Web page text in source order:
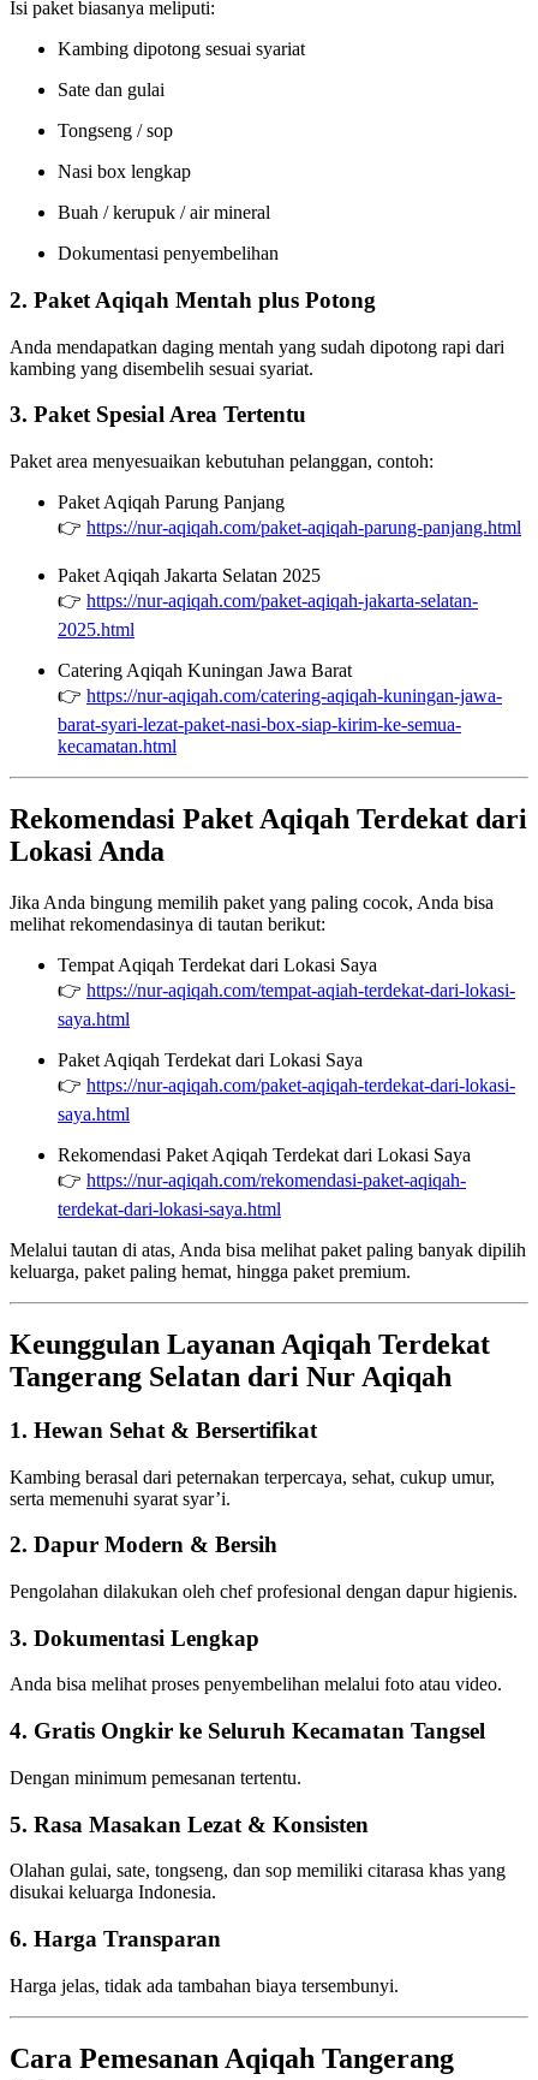
Isi paket biasanya meliputi:
Kambing dipotong sesuai syariat
Sate dan gulai
Tongseng / sop
Nasi box lengkap
Buah / kerupuk / air mineral
Dokumentasi penyembelihan
2. Paket Aqiqah Mentah plus Potong
Anda mendapatkan daging mentah yang sudah dipotong rapi dari
kambing yang disembelih sesuai syariat.
3. Paket Spesial Area Tertentu
Paket area menyesuaikan kebutuhan pelanggan, contoh:
Paket Aqiqah Parung Panjang
👉 https://nur-aqiqah.com/paket-aqiqah-parung-panjang.html
Paket Aqiqah Jakarta Selatan 2025
👉 https://nur-aqiqah.com/paket-aqiqah-jakarta-selatan-
2025.html
Catering Aqiqah Kuningan Jawa Barat
👉 https://nur-aqiqah.com/catering-aqiqah-kuningan-jawa-
barat-syari-lezat-paket-nasi-box-siap-kirim-ke-semua-
kecamatan.html
Rekomendasi Paket Aqiqah Terdekat dari
Lokasi Anda
Jika Anda bingung memilih paket yang paling cocok, Anda bisa
melihat rekomendasinya di tautan berikut:
Tempat Aqiqah Terdekat dari Lokasi Saya
👉 https://nur-aqiqah.com/tempat-aqiah-terdekat-dari-lokasi-
saya.html
Paket Aqiqah Terdekat dari Lokasi Saya
👉 https://nur-aqiqah.com/paket-aqiqah-terdekat-dari-lokasi-
saya.html
Rekomendasi Paket Aqiqah Terdekat dari Lokasi Saya
👉 https://nur-aqiqah.com/rekomendasi-paket-aqiqah-
terdekat-dari-lokasi-saya.html
Melalui tautan di atas, Anda bisa melihat paket paling banyak dipilih
keluarga, paket paling hemat, hingga paket premium.
Keunggulan Layanan Aqiqah Terdekat
Tangerang Selatan dari Nur Aqiqah
1. Hewan Sehat & Bersertifikat
Kambing berasal dari peternakan terpercaya, sehat, cukup umur,
serta memenuhi syarat syar’i.
2. Dapur Modern & Bersih
Pengolahan dilakukan oleh chef profesional dengan dapur higienis.
3. Dokumentasi Lengkap
Anda bisa melihat proses penyembelihan melalui foto atau video.
4. Gratis Ongkir ke Seluruh Kecamatan Tangsel
Dengan minimum pemesanan tertentu.
5. Rasa Masakan Lezat & Konsisten
Olahan gulai, sate, tongseng, dan sop memiliki citarasa khas yang
disukai keluarga Indonesia.
6. Harga Transparan
Harga jelas, tidak ada tambahan biaya tersembunyi.
Cara Pemesanan Aqiqah Tangerang